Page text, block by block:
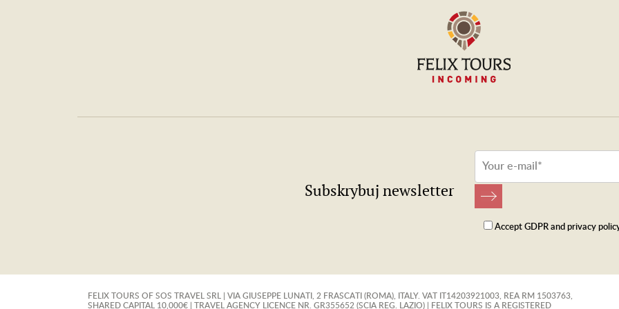
Subskrybuj newsletter
Accept GDPR and privacy
FELIX TOURS OF SOS TRAVEL SRL | VIA GIUSEPPE LUNATI, 2 FRASCATI (ROMA), ITALY. VAT IT14203921003, REA RM 1503763,
SHARED CAPITAL 10,000€ | TRAVEL AGENCY LICENCE NR. GR355652 (SCIA REG. LAZIO) | FELIX TOURS IS A REGISTERED